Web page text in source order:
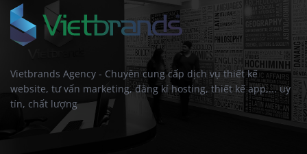
Vietbrands Agency - Chuyên cung cấp dịch vụ thiết kế
website, tư vấn marketing, đăng kí hosting, thiết kế app,... uy
tín, chất lượng